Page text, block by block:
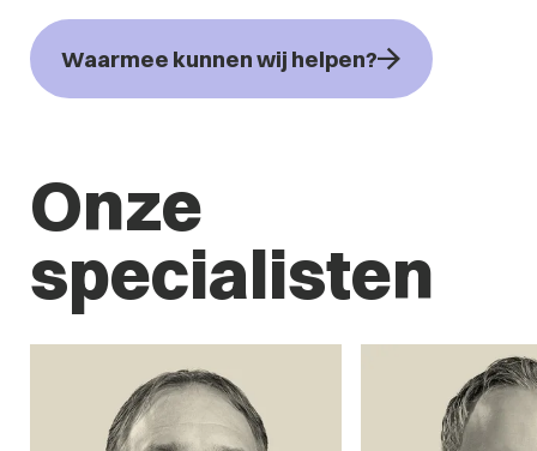
Waarmee kunnen wij helpen?
Onze
specialisten